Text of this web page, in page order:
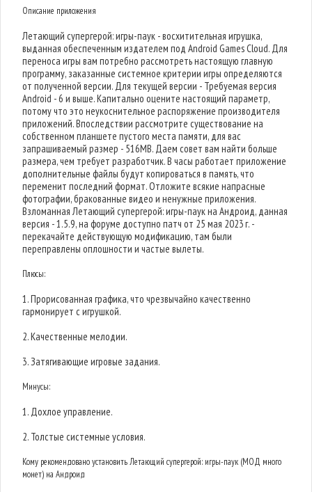
Описание приложения
Летающий супергерой: игры-паук - восхитительная игрушка,
выданная обеспеченным издателем под Android Games Cloud. Для
переноса игры вам потребно рассмотреть настоящую главную
программу, заказанные системное критерии игры определяются
от полученной версии. Для текущей версии - Требуемая версия
Android - 6 и выше. Капитально оцените настоящий параметр,
потому что это неукоснительное распоряжение производителя
приложений. Впоследствии рассмотрите существование на
собственном планшете пустого места памяти, для вас
запрашиваемый размер - 516MB. Даем совет вам найти больше
размера, чем требует разработчик. В часы работает приложение
дополнительные файлы будут копироваться в память, что
переменит последний формат. Отложите всякие напрасные
фотографии, бракованные видео и ненужные приложения.
Взломанная Летающий супергерой: игры-паук на Андроид, данная
версия - 1.5.9, на форуме доступно патч от 25 мая 2023 г. -
перекачайте действующую модификацию, там были
переправлены оплошности и частые вылеты.
Плюсы:
1. Прорисованная графика, что чрезвычайно качественно
гармонирует с игрушкой.
2. Качественные мелодии.
3. Затягивающие игровые задания.
Минусы:
1. Дохлое управление.
2. Толстые системные условия.
Кому рекомендовано установить Летающий супергерой: игры-паук (МОД много
монет) на Андроид